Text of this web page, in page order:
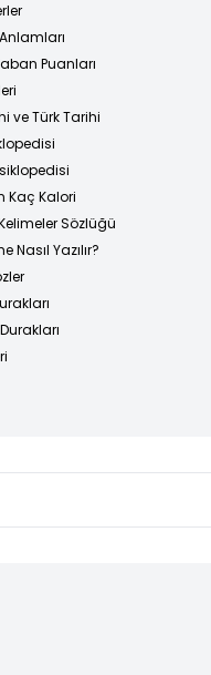
Puanları
ve Türk Tarihi
Kaç Kalori
Sözlüğü
Nasıl Yazılır?